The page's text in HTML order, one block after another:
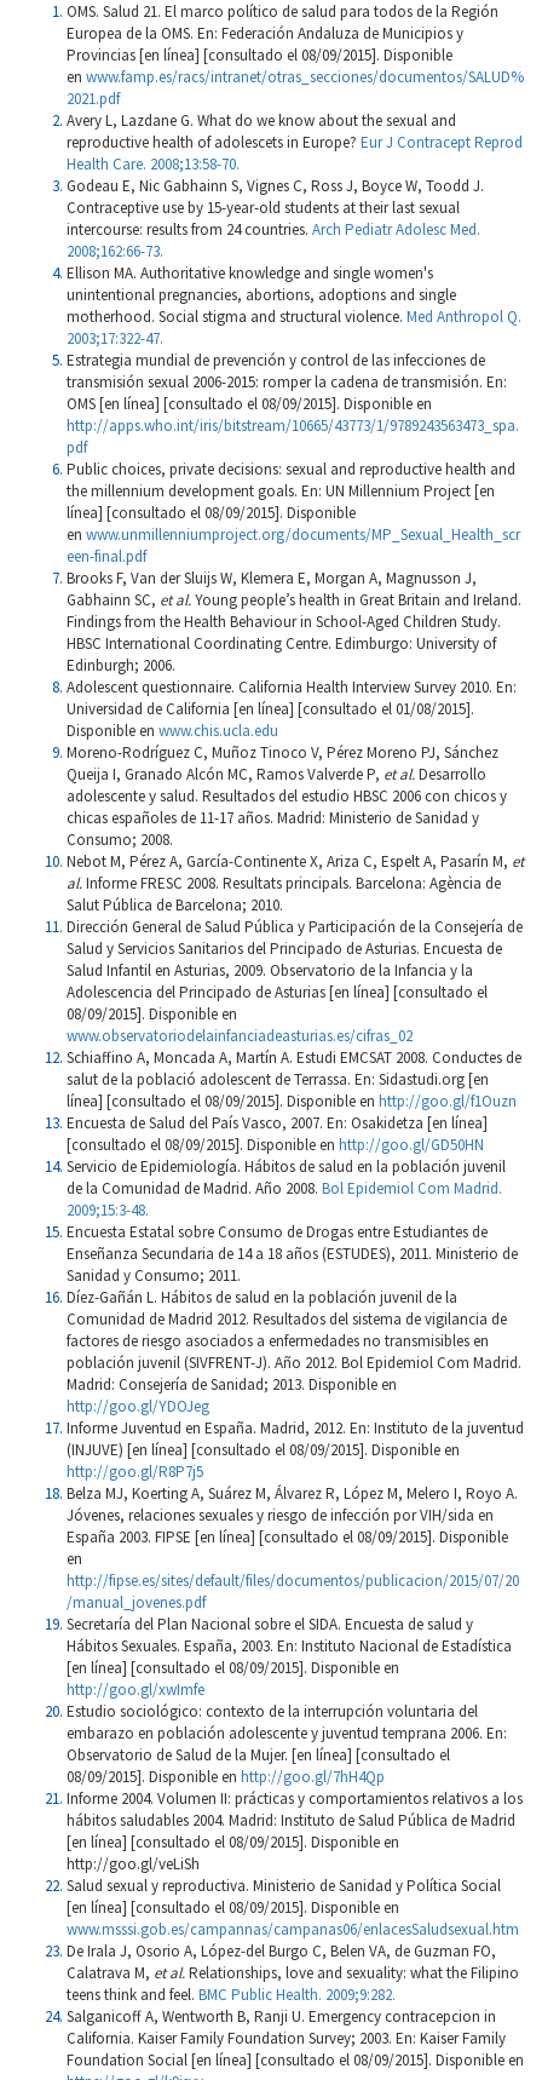
OMS. Salud 21. El marco político de salud para todos de la Región
Europea de la OMS. En: Federación Andaluza de Municipios y
Provincias [en línea] [consultado el 08/09/2015]. Disponible
en www.famp.es/racs/intranet/otras_secciones/documentos/SALUD%
2021.pdf
Avery L, Lazdane G. What do we know about the sexual and
reproductive health of adolescets in Europe? Eur J Contracept Reprod
Health Care. 2008;13:58-70.
Godeau E, Nic Gabhainn S, Vignes C, Ross J, Boyce W, Toodd J.
Contraceptive use by 15-year-old students at their last sexual
intercourse: results from 24 countries. Arch Pediatr Adolesc Med.
2008;162:66-73.
Ellison MA. Authoritative knowledge and single women's
unintentional pregnancies, abortions, adoptions and single
motherhood. Social stigma and structural violence. Med Anthropol Q.
2003;17:322-47.
Estrategia mundial de prevención y control de las infecciones de
transmisión sexual 2006-2015: romper la cadena de transmisión. En:
OMS [en línea] [consultado el 08/09/2015]. Disponible en
http://apps.who.int/iris/bitstream/10665/43773/1/9789243563473_spa.
pdf
Public choices, private decisions: sexual and reproductive health and
the millennium development goals. En: UN Millennium Project [en
línea] [consultado el 08/09/2015]. Disponible
en www.unmillenniumproject.org/documents/MP_Sexual_Health_scr
een-final.pdf
Brooks F, Van der Sluijs W, Klemera E, Morgan A, Magnusson J,
Gabhainn SC, et al.Young people’s health in Great Britain and Ireland.
Findings from the Health Behaviour in School-Aged Children Study.
HBSC International Coordinating Centre. Edimburgo: University of
Edinburgh; 2006.
Adolescent questionnaire. California Health Interview Survey 2010. En:
Universidad de California [en línea] [consultado el 01/08/2015].
Disponible en www.chis.ucla.edu
Moreno-Rodríguez C, Muñoz Tinoco V, Pérez Moreno PJ, Sánchez
Queija I, Granado Alcón MC, Ramos Valverde P, et al.Desarrollo
adolescente y salud. Resultados del estudio HBSC 2006 con chicos y
chicas españoles de 11-17 años. Madrid: Ministerio de Sanidad y
Consumo; 2008.
Nebot M, Pérez A, García-Continente X, Ariza C, Espelt A, Pasarín M, et
al.Informe FRESC 2008. Resultats principals. Barcelona: Agència de
Salut Pública de Barcelona; 2010.
Dirección General de Salud Pública y Participación de la Consejería de
Salud y Servicios Sanitarios del Principado de Asturias. Encuesta de
Salud Infantil en Asturias, 2009. Observatorio de la Infancia y la
Adolescencia del Principado de Asturias [en línea] [consultado el
08/09/2015]. Disponible en
www.observatoriodelainfanciadeasturias.es/cifras_02
Schiaffino A, Moncada A, Martín A. Estudi EMCSAT 2008. Conductes de
salut de la població adolescent de Terrassa. En: Sidastudi.org [en
línea] [consultado el 08/09/2015]. Disponible en http://goo.gl/f1Ouzn
Encuesta de Salud del País Vasco, 2007. En: Osakidetza [en línea]
[consultado el 08/09/2015]. Disponible en http://goo.gl/GD50HN
Servicio de Epidemiología. Hábitos de salud en la población juvenil
de la Comunidad de Madrid. Año 2008. Bol Epidemiol Com Madrid.
2009;15:3-48.
Encuesta Estatal sobre Consumo de Drogas entre Estudiantes de
Enseñanza Secundaria de 14 a 18 años (ESTUDES), 2011. Ministerio de
Sanidad y Consumo; 2011.
Díez-Gañán L. Hábitos de salud en la población juvenil de la
Comunidad de Madrid 2012. Resultados del sistema de vigilancia de
factores de riesgo asociados a enfermedades no transmisibles en
población juvenil (SIVFRENT-J). Año 2012. Bol Epidemiol Com Madrid.
Madrid: Consejería de Sanidad; 2013. Disponible en
http://goo.gl/YDOJeg
Informe Juventud en España. Madrid, 2012. En: Instituto de la juventud
(INJUVE) [en línea] [consultado el 08/09/2015]. Disponible en
http://goo.gl/R8P7j5
Belza MJ, Koerting A, Suárez M, Álvarez R, López M, Melero I, Royo A.
Jóvenes, relaciones sexuales y riesgo de infección por VIH/sida en
España 2003. FIPSE [en línea] [consultado el 08/09/2015]. Disponible
en
http://fipse.es/sites/default/files/documentos/publicacion/2015/07/20
/manual_jovenes.pdf
Secretaría del Plan Nacional sobre el SIDA. Encuesta de salud y
Hábitos Sexuales. España, 2003. En: Instituto Nacional de Estadística
[en línea] [consultado el 08/09/2015]. Disponible en
http://goo.gl/xwImfe
Estudio sociológico: contexto de la interrupción voluntaria del
embarazo en población adolescente y juventud temprana 2006. En:
Observatorio de Salud de la Mujer. [en línea] [consultado el
08/09/2015]. Disponible en http://goo.gl/7hH4Qp
Informe 2004. Volumen II: prácticas y comportamientos relativos a los
hábitos saludables 2004. Madrid: Instituto de Salud Pública de Madrid
[en línea] [consultado el 08/09/2015]. Disponible en
http://goo.gl/veLiSh
Salud sexual y reproductiva. Ministerio de Sanidad y Política Social
[en línea] [consultado el 08/09/2015]. Disponible en
www.msssi.gob.es/campannas/campanas06/enlacesSaludsexual.htm
De Irala J, Osorio A, López-del Burgo C, Belen VA, de Guzman FO,
Calatrava M, et al.Relationships, love and sexuality: what the Filipino
teens think and feel. BMC Public Health. 2009;9:282.
Salganicoff A, Wentworth B, Ranji U. Emergency contracepcion in
California. Kaiser Family Foundation Survey; 2003. En: Kaiser Family
Foundation Social [en línea] [consultado el 08/09/2015]. Disponible en